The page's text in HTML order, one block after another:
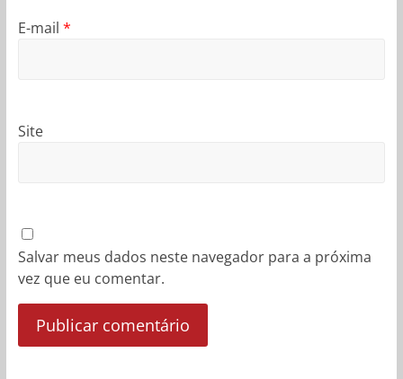
E-mail *
Site
Salvar meus dados neste navegador para a próxima
vez que eu comentar.